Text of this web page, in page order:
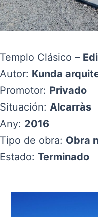
Templo Clásico –
Autor: Kunda
Promotor: Privado
Situación: Alcarràs
Any: 2016
Tipo de obra: Obra
Estado: Terminado